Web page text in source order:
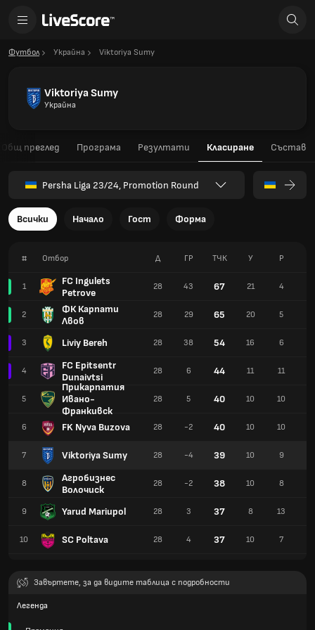
Футбол Украйна Viktoriya Sumy
Viktoriya Sumy
Украйна
Общ преглед Програма Резултати Класиране Състав
Persha Liga 23/24, Promotion Round
Всички Начало Гост Форма
# Отбор
1
FC Ingulets
Petrove
2
ФК Карпати
Лвов
3 Liviy Bereh
4
FC Epitsentr
Dunaivtsi
5
Прикарпатия
Ивано-
Франкивск
6 FK Nyva Buzova
7 Viktoriya Sumy
8
Агробизнес
Волочиск
9 Yarud Mariupol
10 SC Poltava
Д ГР TЧК У Р
28 43 67 21 4
28 29 65 20 5
28 38 54 16 6
28 6 44 11 11
28 5 40 10 10
28 -2 40 10 10
28 -4 39 10 9
28 -2 38 10 8
28 3 37 8 13
28 4 37 10 7
Завъртете, за да видите таблица с подробности
Легенда